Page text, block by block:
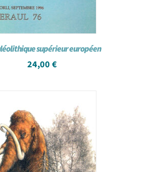
supérieur européen
24,00 €